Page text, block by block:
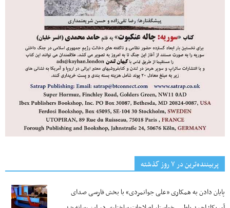
پربیننده‌ترین‌ در ۷ روز گذشته
پایان دادن به همکاری «علی جوانمردی» با بخش فارسی صدای